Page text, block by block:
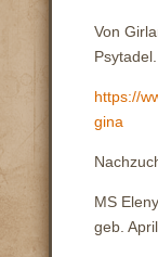
Von
https://
gina
MS
geb.